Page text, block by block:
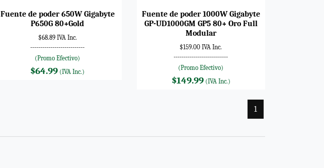
Fuente de poder 650W Gigabyte
P650G 80+Gold
$68.89 IVA Inc.
---------------------------
(Promo Efectivo)
$64.99 (IVA Inc.)
Fuente de poder 1000W Gigabyte
GP-UD1000GM GP5 80+ Oro Full
Modular
$159.00 IVA Inc.
---------------------------
(Promo Efectivo)
$149.99(IVA Inc.)
1